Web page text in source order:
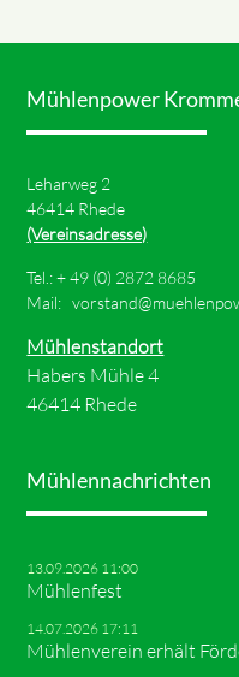
Mühlenpower
Leharweg 2
46414 Rhede
(Vereinsadresse)
Tel.: +49 (0) 2872 8685
Mail:
Mühlenstandort
Habers Mühle 4
46414 Rhede
Mühlennachrichten
13.09.2026 11:00
Mühlenfest
14.07.2026 17:11
Mühlenverein erhält